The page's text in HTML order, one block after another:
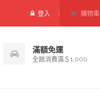
登入 購物車
滿額免運
全館消費滿＄1,000